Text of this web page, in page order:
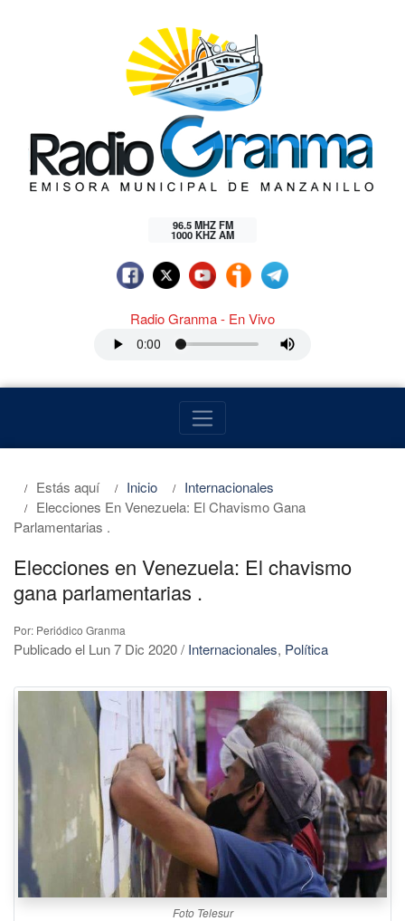
96.5 MHZ FM
1000 KHZ AM
Radio Granma - En Vivo
Estás aquí Inicio
Internacionales
Elecciones En Venezuela: El Chavismo Gana
Parlamentarias .
Elecciones en Venezuela: El chavismo
gana parlamentarias .
Por: Periódico Granma
Publicado el Lun 7 Dic 2020/ Internacionales, Política
Foto Telesur